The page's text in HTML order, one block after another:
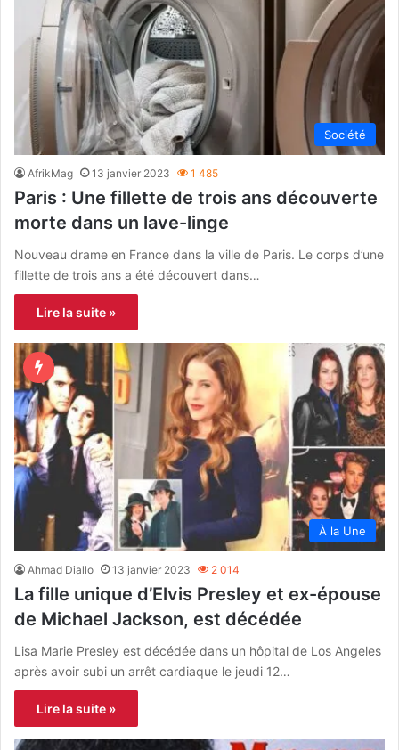
Société
AfrikMag 13 janvier 2023 1 485
Paris : Une fillette de trois ans découverte
morte dans un lave-linge
Nouveau drame en France dans la ville de Paris. Le corps d’une
fillette de trois ans a été découvert dans…
Lire la suite »
À la Une
Ahmad Diallo 13 janvier 2023 2 014
La fille unique d’Elvis Presley et ex-épouse
de Michael Jackson, est décédée
Lisa Marie Presley est décédée dans un hôpital de Los Angeles
après avoir subi un arrêt cardiaque le jeudi 12…
Lire la suite »